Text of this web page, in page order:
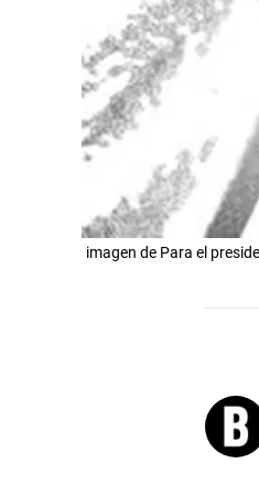
imagen de Para el